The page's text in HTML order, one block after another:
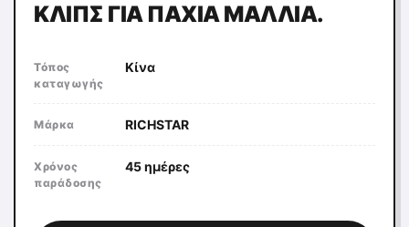
ΚΛΙΠΣ ΓΙΑ ΠΑΧΙΆ ΜΑΛΛΙΆ.
Τόπος
καταγωγής
Κίνα
Μάρκα RICHSTAR
Χρόνος
παράδοσης
45 ημέρες